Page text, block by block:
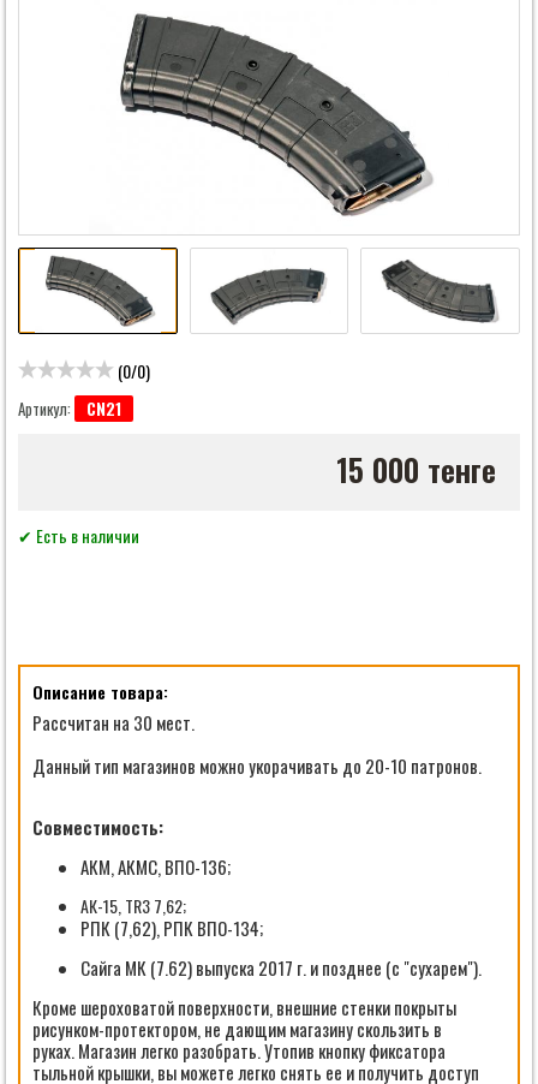
(0/0)
Артикул: CN21
15 000 тенге
✔ Есть в наличии
Описание товара:
Рассчитан на 30 мест.
Данный тип магазинов можно укорачивать до 20-10 патронов.
Совместимость:
АКМ, АКМС, ВПО-136;
АК-15, TR3 7,62;
РПК (7,62), РПК ВПО-134;
Сайга МК (7.62) выпуска 2017 г. и позднее (с "сухарем").
Кроме шероховатой поверхности, внешние стенки покрыты
рисунком-протектором, не дающим магазину скользить в
руках. Магазин легко разобрать. Утопив кнопку фиксатора
тыльной крышки, вы можете легко снять ее и получить доступ